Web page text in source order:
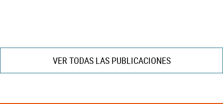
VER TODAS LAS PUBLICACIONES